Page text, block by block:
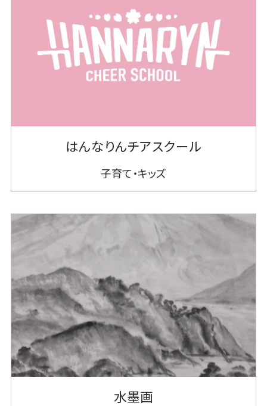
はんなりんチアスクール
子育て・キッズ
水墨画